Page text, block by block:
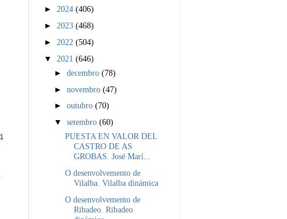
► 2024 (406)
► 2023 (468)
► 2022 (504)
▼ 2021 (646)
►decembro(78)
►novembro(47)
►outubro(70)
▼setembro(60)
PUESTA EN VALOR DEL
CASTRO DE AS
GROBAS. José Marí...
O desenvolvemento de
Vilalba. Vilalba dinámica
O desenvolvemento de
Ribadeo. Ribadeo